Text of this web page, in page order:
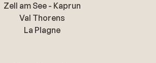
Zell am See - Kaprun
Val Thorens
La Plagne